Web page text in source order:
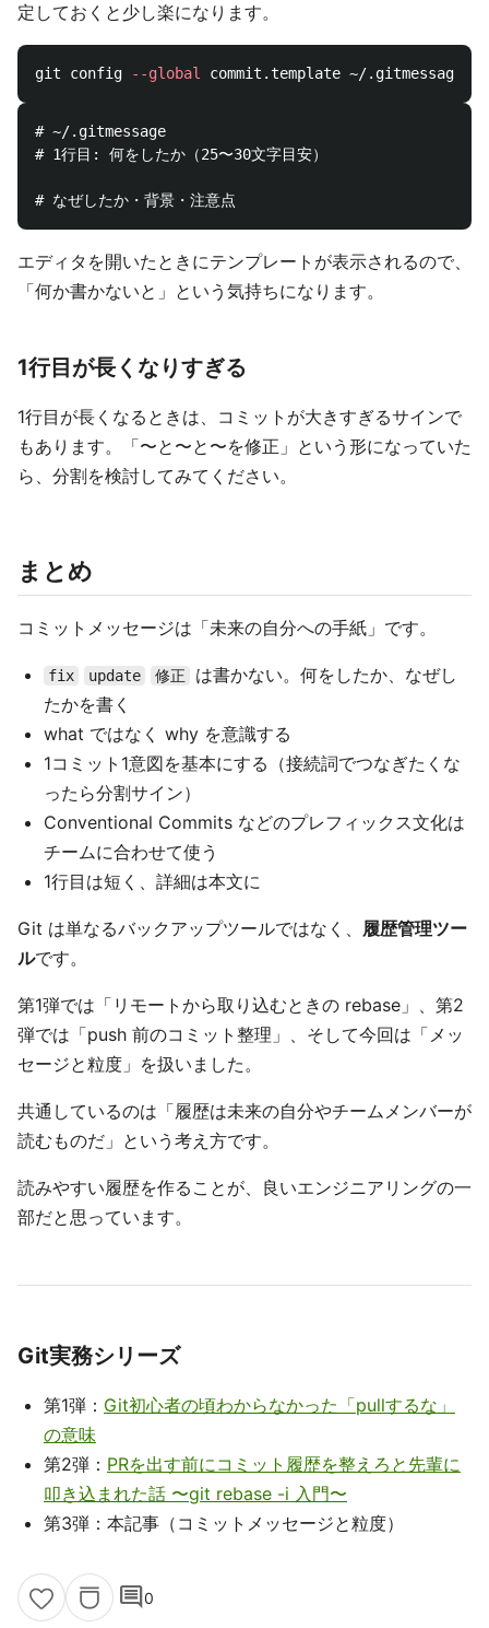
定しておくと少し楽になります。
git config --global
# ~/.gitmessage
# 1行目: 何をしたか（25〜30文字目安）
エディタを開いたときにテンプレートが表示されるので、
「何か書かないと」という気持ちになります。
1行目が長くなりすぎる
1行目が長くなるときは、コミットが大きすぎるサインで
もあります。「〜と〜と〜を修正」という形になっていた
ら、分割を検討してみてください。
まとめ
コミットメッセージは「未来の自分への手紙」です。
fix update 修正
は書かない。何をしたか、なぜし
たかを書く
what ではなく why を意識する
1コミット1意図を基本にする（接続詞でつなぎたくな
ったら分割サイン）
Conventional Commits などのプレフィックス文化は
チームに合わせて使う
1行目は短く、詳細は本文に
Git は単なるバックアップツールではなく、 履歴管理ツー
ルです。
第1弾では「リモートから取り込むときの rebase」、第2
弾では「push 前のコミット整理」、そして今回は「メッ
セージと粒度」を扱いました。
共通しているのは「履歴は未来の自分やチームメンバーが
読むものだ」という考え方です。
読みやすい履歴を作ることが、良いエンジニアリングの一
部だと思っています。
Git実務シリーズ
第1弾： Git初心者の頃わからなかった「pullするな」
の意味
第2弾： PRを出す前にコミット履歴を整えろと先輩に
叩き込まれた話 〜git rebase -i 入門〜
第3弾：本記事（コミットメッセージと粒度）
comment0